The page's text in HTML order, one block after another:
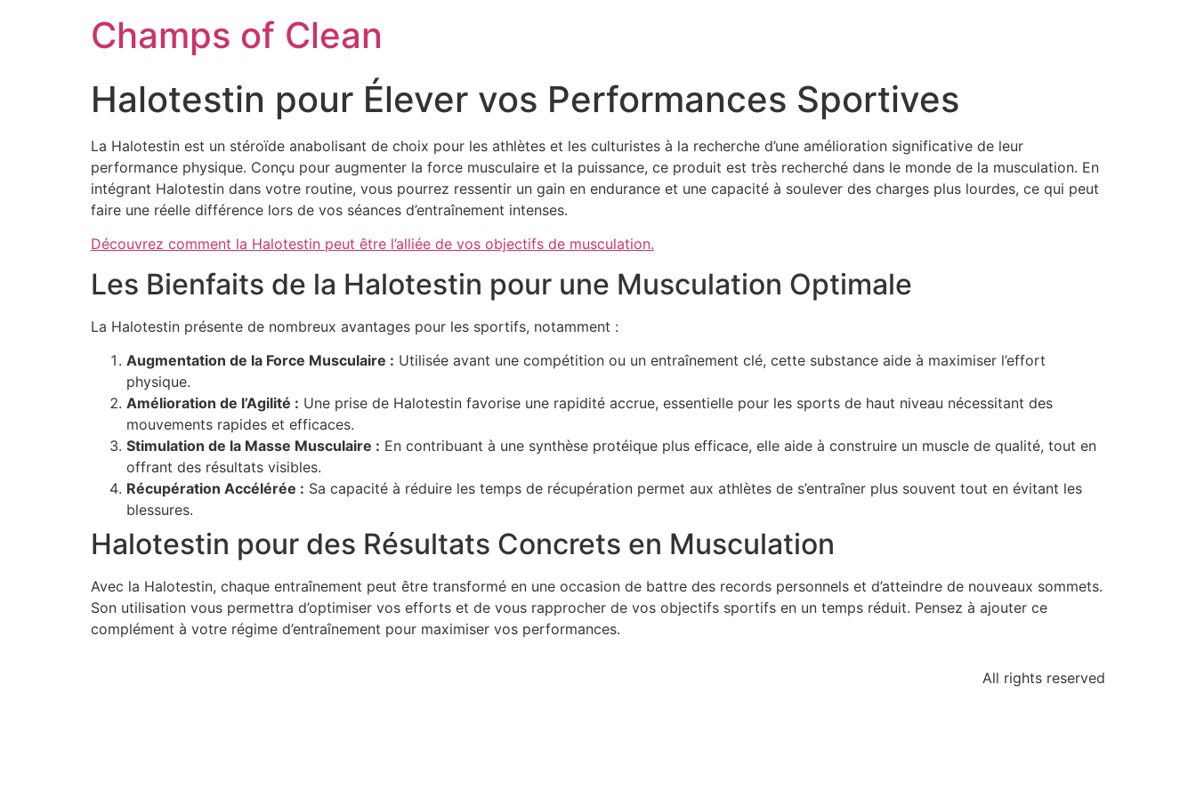
Champs of Clean
Halotestin pour Élever vos Performances Sportives
La Halotestin est un stéroïde anabolisant de choix pour les athlètes et les culturistes à la recherche d’une amélioration significative de leur
performance physique. Conçu pour augmenter la force musculaire et la puissance, ce produit est très recherché dans le monde de la musculation. En
intégrant Halotestin dans votre routine, vous pourrez ressentir un gain en endurance et une capacité à soulever des charges plus lourdes, ce qui peut
faire une réelle différence lors de vos séances d’entraînement intenses.
Découvrez comment la Halotestin peut être l’alliée de vos objectifs de musculation.
Les Bienfaits de la Halotestin pour une Musculation Optimale
La Halotestin présente de nombreux avantages pour les sportifs, notamment :
Augmentation de la Force Musculaire : Utilisée avant une compétition ou un entraînement clé, cette substance aide à maximiser l’effort
physique.
Amélioration de l’Agilité : Une prise de Halotestin favorise une rapidité accrue, essentielle pour les sports de haut niveau nécessitant des
mouvements rapides et efficaces.
Stimulation de la Masse Musculaire : En contribuant à une synthèse protéique plus efficace, elle aide à construire un muscle de qualité, tout en
offrant des résultats visibles.
Récupération Accélérée : Sa capacité à réduire les temps de récupération permet aux athlètes de s’entraîner plus souvent tout en évitant les
blessures.
Halotestin pour des Résultats Concrets en Musculation
Avec la Halotestin, chaque entraînement peut être transformé en une occasion de battre des records personnels et d’atteindre de nouveaux sommets.
Son utilisation vous permettra d’optimiser vos efforts et de vous rapprocher de vos objectifs sportifs en un temps réduit. Pensez à ajouter ce
complément à votre régime d’entraînement pour maximiser vos performances.
All rights reserved